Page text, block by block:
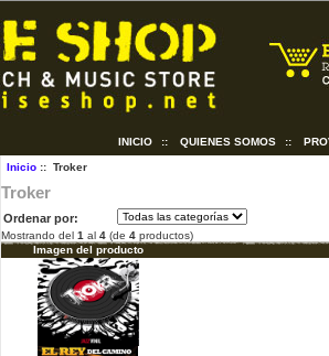
INICIO :: QUIENES SOMOS ::
Inicio:: Troker
Troker
Ordenar por:
Mostrando del 1 al 4 (de 4 productos)
Imagen del producto